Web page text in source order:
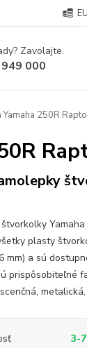
Zavolajte.
000
250R
plasty
mm) a sú
prispôsobiteľné
3-